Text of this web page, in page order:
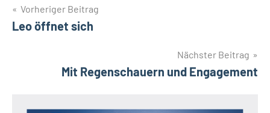
Beitragsnavigation
Vorheriger Beitrag
Leo öffnet sich
Nächster Beitrag
Mit Regenschauern und Engagement